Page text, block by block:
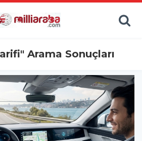
Arama Sonuçları